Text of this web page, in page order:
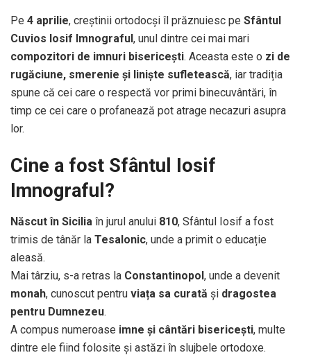
Pe 4 aprilie, creștinii ortodocși îl prăznuiesc pe Sfântul
Cuvios Iosif Imnograful, unul dintre cei mai mari
compozitori de imnuri bisericești. Aceasta este o zi de
rugăciune, smerenie și liniște sufletească, iar tradiția
spune că cei care o respectă vor primi binecuvântări, în
timp ce cei care o profanează pot atrage necazuri asupra
lor.
Cine a fost Sfântul Iosif
Imnograful?
Născut în Sicilia în jurul anului 810, Sfântul Iosif a fost
trimis de tânăr la Tesalonic, unde a primit o educație
aleasă.
Mai târziu, s-a retras la Constantinopol, unde a devenit
monah, cunoscut pentru viața sa curată și dragostea
pentru Dumnezeu.
A compus numeroase imne și cântări bisericești, multe
dintre ele fiind folosite și astăzi în slujbele ortodoxe.